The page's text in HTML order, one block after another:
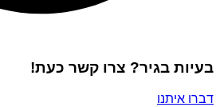
בעיות בגיר? צרו קשר כעת!
דברו איתנו